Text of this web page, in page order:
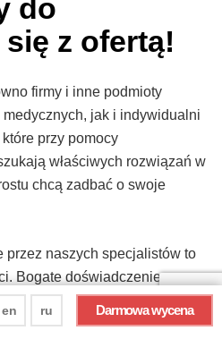
en ru Darmowa wycena
do
z ofertą!
firmy i inne podmioty
jak i indywidualni
przy pomocy
właściwych rozwiązań w
chcą zadbać o swoje
przez naszych specjalistów to
Bogate doświadczenie
dzięki wieloletniej pracy,
wykonają Twoje zlecenie,